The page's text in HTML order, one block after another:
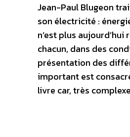
Jean-Paul Blugeon
son électricité :
n’est plus
chacun, dans des
présentation des
important est
livre car, très